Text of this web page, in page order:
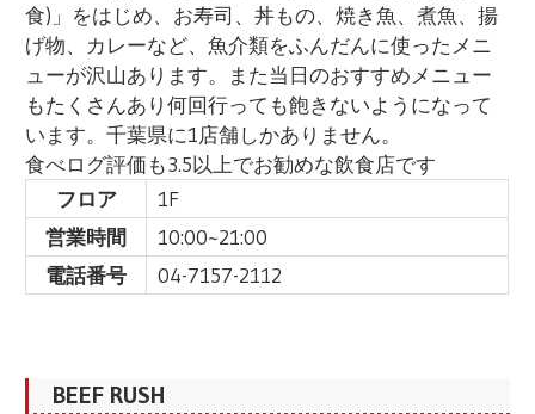
食)」をはじめ、お寿司、丼もの、焼き魚、煮魚、揚
げ物、カレーなど、魚介類をふんだんに使ったメニ
ューが沢山あります。また当日のおすすめメニュー
もたくさんあり何回行っても飽きないようになって
います。千葉県に1店舗しかありません。
食べログ評価も3.5以上でお勧めな飲食店です
フロア
1F
営業時間
10:00~21:00
電話番号
04-7157-2112
BEEF RUSH